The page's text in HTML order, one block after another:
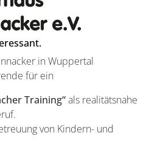
in Wuppertal
für ein
Training“als realitätsnahe
von Kindern- und